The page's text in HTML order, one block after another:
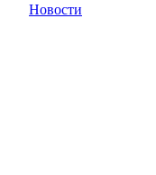
Новости